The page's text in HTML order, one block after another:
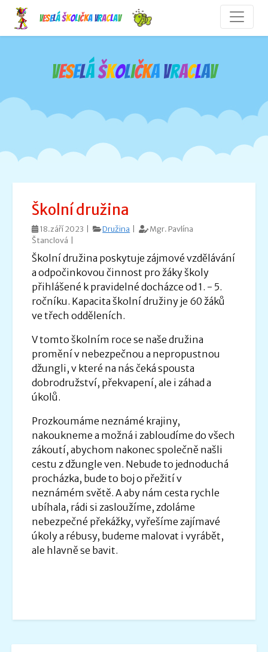
Veselá školička Vraclav
Veseláškolička Vraclav
Školní družina
18.září 2023 | Družina |
Mgr. Pavlína
Štanclová |
Školní družina poskytuje zájmové vzdělávání
a odpočinkovou činnost pro žáky školy
přihlášené k pravidelné docházce od 1. - 5.
ročníku. Kapacita školní družiny je 60 žáků
ve třech odděleních.
V tomto školním roce se naše družina
promění v nebezpečnou a nepropustnou
džungli, v které na nás čeká spousta
dobrodružství, překvapení, ale i záhad a
úkolů.
Prozkoumáme neznámé krajiny,
nakoukneme a možná i zabloudíme do všech
zákoutí, abychom nakonec společně našli
cestu z džungle ven. Nebude to jednoduchá
procházka, bude to boj o přežití v
neznámém světě. A aby nám cesta rychle
ubíhala, rádi si zasloužíme, zdoláme
nebezpečné překážky, vyřešíme zajímavé
úkoly a rébusy, budeme malovat i vyrábět,
ale hlavně se bavit.